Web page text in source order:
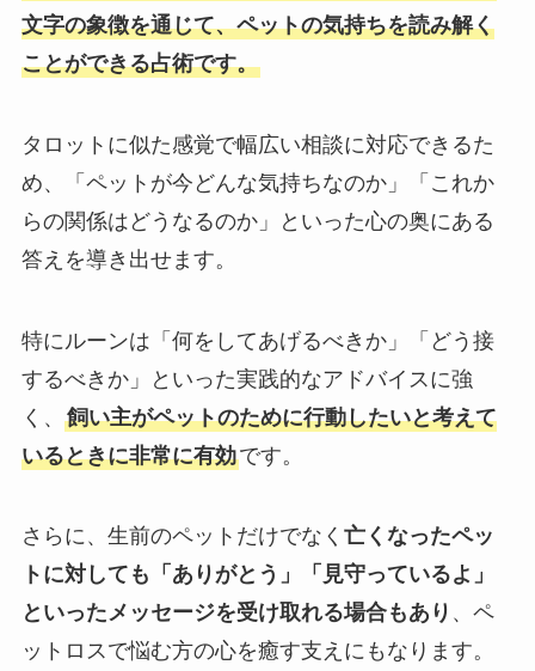
文字の象徴を通じて、ペットの気持ちを読み解く
ことができる占術です。
タロットに似た感覚で幅広い相談に対応できるた
め、「ペットが今どんな気持ちなのか」「これか
らの関係はどうなるのか」といった心の奥にある
答えを導き出せます。
特にルーンは「何をしてあげるべきか」「どう接
するべきか」といった実践的なアドバイスに強
く、 飼い主がペットのために行動したいと考えて
いるときに非常に有効です。
さらに、生前のペットだけでなく 亡くなったペッ
トに対しても「ありがとう」「見守っているよ」
といったメッセージを受け取れる場合もあり 、ペ
ットロスで悩む方の心を癒す支えにもなります。